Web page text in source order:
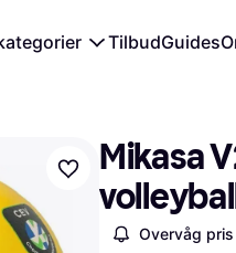
TilbudGuides
Mikasa
Overvåg pris